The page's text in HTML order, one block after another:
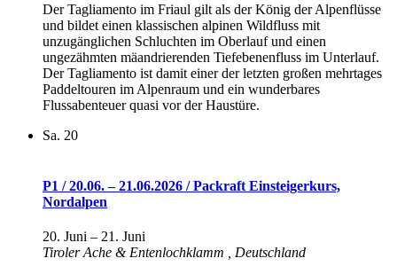
Der Tagliamento im Friaul gilt als der König der Alpenflüsse
und bildet einen klassischen alpinen Wildfluss mit
unzugänglichen Schluchten im Oberlauf und einen
ungezähmten mäandrierenden Tiefebenenfluss im Unterlauf.
Der Tagliamento ist damit einer der letzten großen mehrtages
Paddeltouren im Alpenraum und ein wunderbares
Flussabenteuer quasi vor der Haustüre.
Sa. 20
P1 / 20.06. – 21.06.2026 / Packraft Einsteigerkurs,
Nordalpen
20. Juni – 21. Juni
Tiroler Ache & Entenlochklamm
, Deutschland